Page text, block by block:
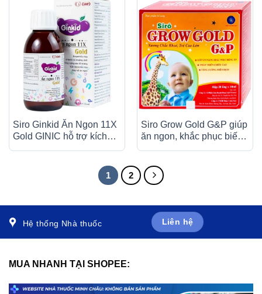
Siro Ginkid Ăn Ngon 11X
Gold GINIC hỗ trợ kích
Siro Grow Gold G&P giúp
ăn ngon, khắc phục biếng
1
2
Hệ thống Nhà thuốc Liên hệ
MUA NHANH TẠI SHOPEE: